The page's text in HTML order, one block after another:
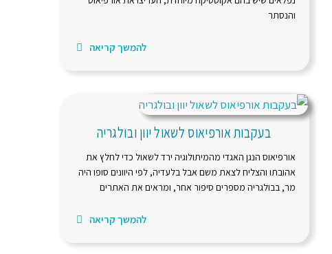
והנסתר
להמשך קריאה
בעקבות אורפיאוס לשאול יוון ובולגריה
אורפיאוס הנגן האגדי מהמיתולוגיה ירד לשאול כדי לחלץ את
אהובתו והצליח לצאת משם אבל בלעדיה, לפי היוונים סופו היה
מר, בבולגריה מספרים סיפור אחר, ומראים את האתרים
להמשך קריאה